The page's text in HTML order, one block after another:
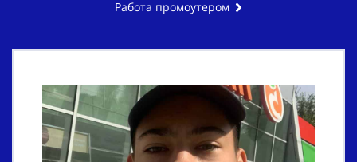
Работа промоутером